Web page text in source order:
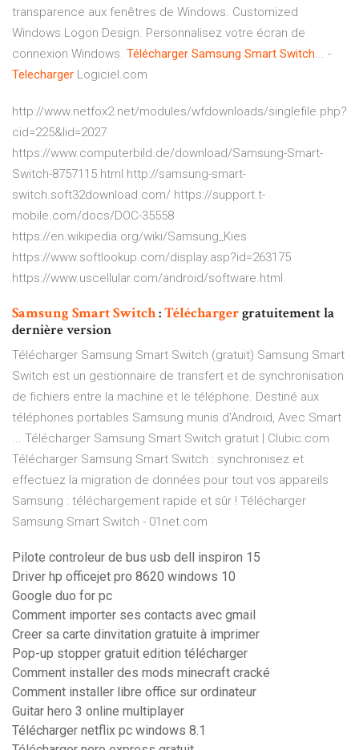
transparence aux fenêtres de Windows. Customized
Windows Logon Design. Personnalisez votre écran de
connexion Windows. Télécharger Samsung Smart Switch... -
Telecharger Logiciel.com
http://www.netfox2.net/modules/wfdownloads/singlefile.php?
cid=225&lid=2027
https://www.computerbild.de/download/Samsung-Smart-
Switch-8757115.html http://samsung-smart-
switch.soft32download.com/ https://support.t-
mobile.com/docs/DOC-35558
https://en.wikipedia.org/wiki/Samsung_Kies
https://www.softlookup.com/display.asp?id=263175
https://www.uscellular.com/android/software.html
Samsung SmartSwitch:Téléchargergratuitement la
dernière version
Télécharger Samsung Smart Switch (gratuit) Samsung Smart
Switch est un gestionnaire de transfert et de synchronisation
de fichiers entre la machine et le téléphone. Destiné aux
téléphones portables Samsung munis d'Android, Avec Smart
... Télécharger Samsung Smart Switch gratuit | Clubic.com
Télécharger Samsung Smart Switch : synchronisez et
effectuez la migration de données pour tout vos appareils
Samsung : téléchargement rapide et sûr ! Télécharger
Samsung Smart Switch - 01net.com
Pilote controleur de bus usb dell inspiron 15
Driver hp officejet pro 8620 windows 10
Google duo for pc
Comment importer ses contacts avec gmail
Creer sa carte dinvitation gratuite à imprimer
Pop-up stopper gratuit edition télécharger
Comment installer des mods minecraft cracké
Comment installer libre office sur ordinateur
Guitar hero 3 online multiplayer
Télécharger netflix pc windows 8.1